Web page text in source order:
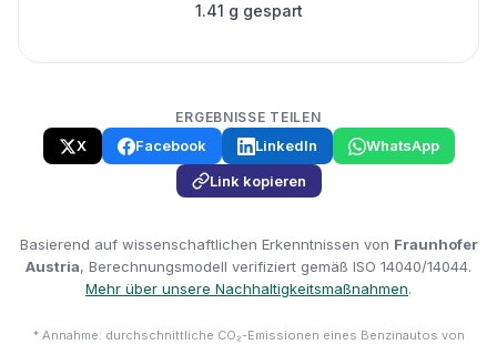
1.41 g gespart
ERGEBNISSE TEILEN
X Facebook LinkedIn
WhatsApp
Link kopieren
Basierend auf wissenschaftlichen Erkenntnissen von Fraunhofer
Austria, Berechnungsmodell verifiziert gemäß ISO 14040/14044.
Mehr über unsere Nachhaltigkeitsmaßnahmen.
* Annahme: durchschnittliche CO₂-Emissionen eines Benzinautos von